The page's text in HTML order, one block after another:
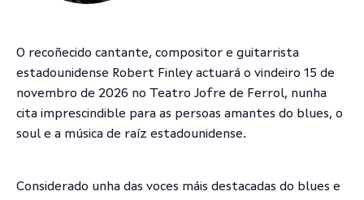
O recoñecido cantante, compositor e guitarrista
estadounidense Robert Finley actuará o vindeiro 15 de
novembro de 2026 no Teatro Jofre de Ferrol, nunha
cita imprescindible para as persoas amantes do blues, o
soul e a música de raíz estadounidense.
Considerado unha das voces máis destacadas do blues e